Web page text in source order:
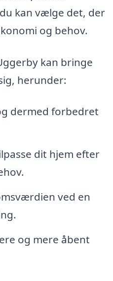
kan vælge det, der
og behov.
kan bringe
herunder:
dermed forbedret
dit hjem efter
ved en
og mere åbent